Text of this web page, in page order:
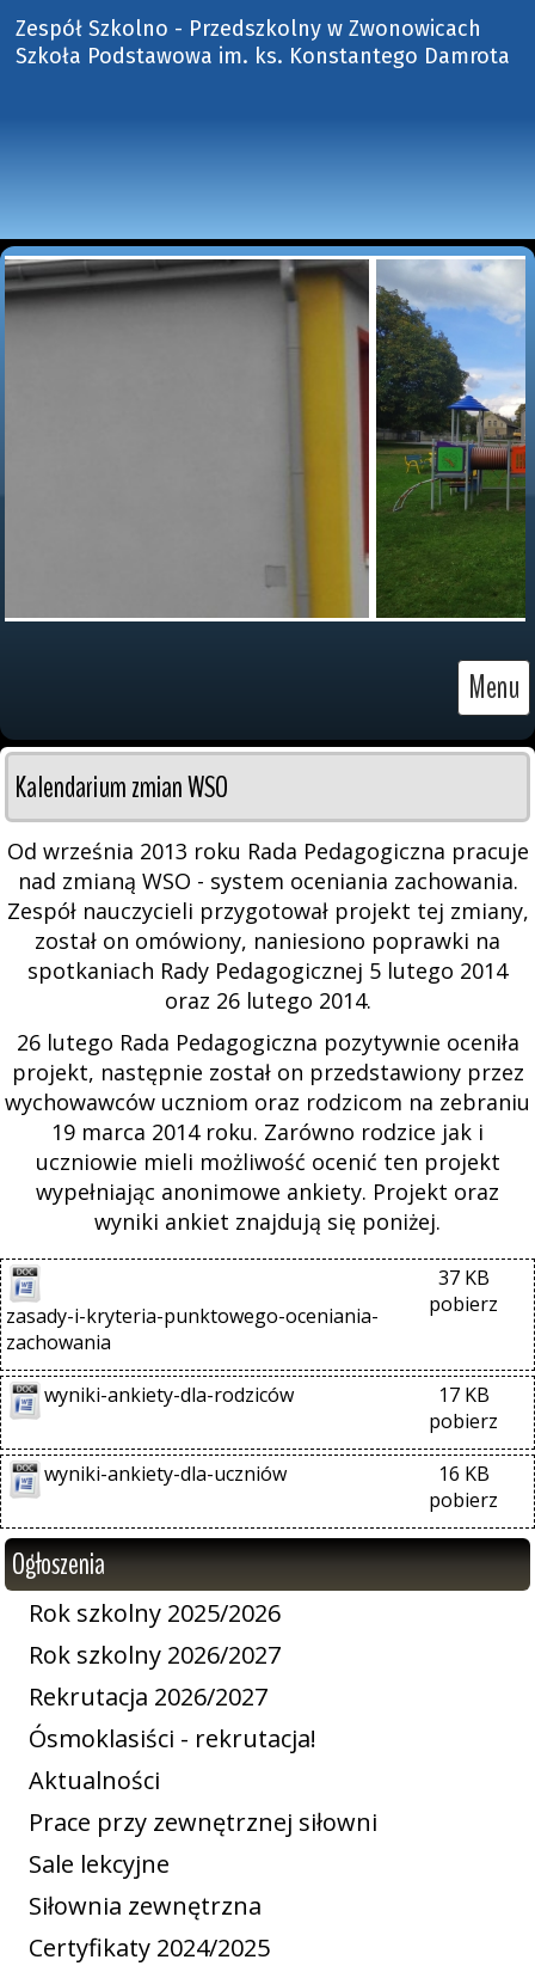
Zespół Szkolno - Przedszkolny w Zwonowicach
Szkoła Podstawowa im. ks. Konstantego Damrota
Menu
Kalendarium zmian WSO
Od września 2013 roku Rada Pedagogiczna pracuje
nad zmianą WSO - system oceniania zachowania.
Zespół nauczycieli przygotował projekt tej zmiany,
został on omówiony, naniesiono poprawki na
spotkaniach Rady Pedagogicznej 5 lutego 2014
oraz 26 lutego 2014.
26 lutego Rada Pedagogiczna pozytywnie oceniła
projekt, następnie został on przedstawiony przez
wychowawców uczniom oraz rodzicom na zebraniu
19 marca 2014 roku. Zarówno rodzice jak i
uczniowie mieli możliwość ocenić ten projekt
wypełniając anonimowe ankiety. Projekt oraz
wyniki ankiet znajdują się poniżej.
zasady-i-kryteria-punktowego-oceniania-
zachowania
37 KB
pobierz
wyniki-ankiety-dla-rodziców
17 KB
pobierz
wyniki-ankiety-dla-uczniów
16 KB
pobierz
Ogłoszenia
Rok szkolny 2025/2026
Rok szkolny 2026/2027
Rekrutacja 2026/2027
Ósmoklasiści - rekrutacja!
Aktualności
Prace przy zewnętrznej siłowni
Sale lekcyjne
Siłownia zewnętrzna
Certyfikaty 2024/2025